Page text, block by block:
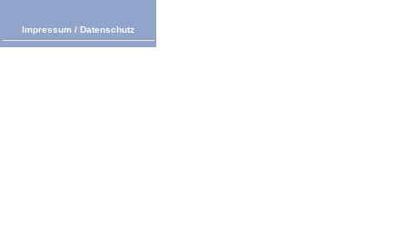
Impressum / Datenschutz